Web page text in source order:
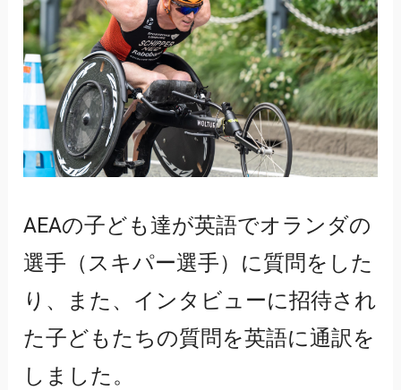
AEAの子ども達が英語でオランダの
選手（スキパー選手）に質問をした
り、また、インタビューに招待され
た子どもたちの質問を英語に通訳を
しました。